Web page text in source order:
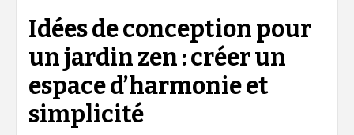
Idées de conception pour
un jardin zen : créer un
espace d’harmonie et
simplicité